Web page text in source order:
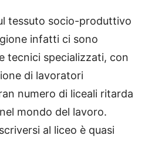
tessuto socio-produttivo
infatti ci sono
tecnici specializzati, con
di lavoratori
numero di liceali ritarda
mondo del lavoro.
al liceo è quasi